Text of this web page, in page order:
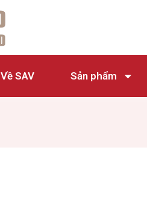
Về SAV Sản phẩm